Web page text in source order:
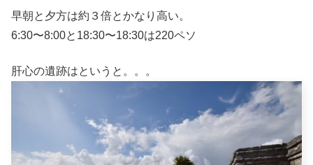
早朝と夕方は約３倍とかなり高い。
6:30〜8:00と18:30〜18:30は220ペソ
肝心の遺跡はというと。。。